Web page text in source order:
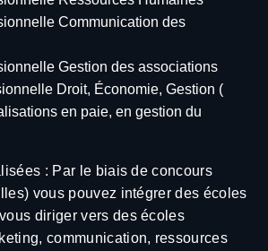
Communication des
Gestion des associations
Droit, Économie, Gestion (
en paie, en gestion du
: Par le biais de concours
vous pouvez intégrer des écoles
diriger vers des écoles
communication, ressources